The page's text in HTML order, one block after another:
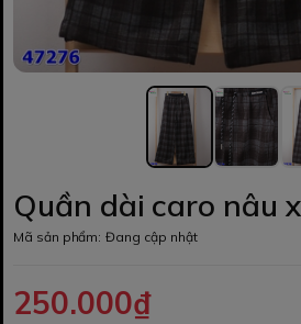
Quần dài caro nâu
Mã sản phẩm: Đang cập nhật
250.000₫